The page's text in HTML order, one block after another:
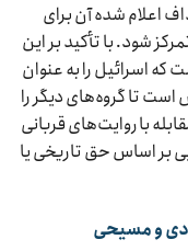
اعلام شده آن برای
شود. با تأکید بر این
که اسرائیل را به عنوان
تا گروه‌های دیگر را
با روایت‌های قربانی
بر اساس حق تاریخی یا